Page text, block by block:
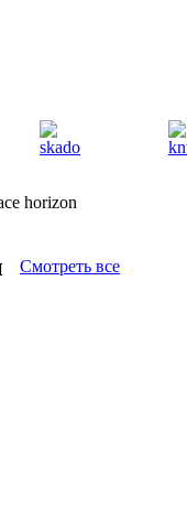
Смотреть все